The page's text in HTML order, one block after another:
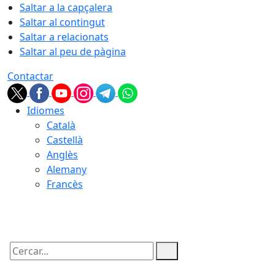
Saltar a la capçalera
Saltar al contingut
Saltar a relacionats
Saltar al peu de pàgina
Contactar
Idiomes
Català
Castellà
Anglès
Alemany
Francès
Cercar: